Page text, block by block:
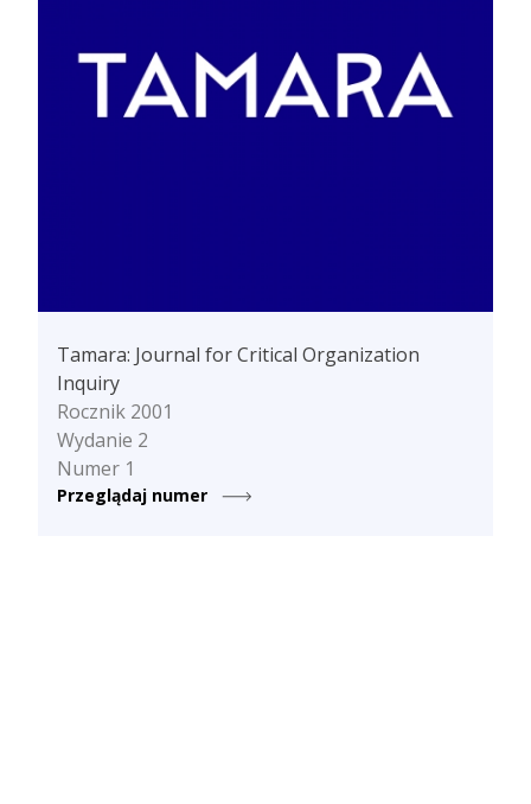
Tamara: Journal for Critical Organization
Inquiry
Rocznik 2001
Wydanie 2
Numer 1
Przeglądaj numer